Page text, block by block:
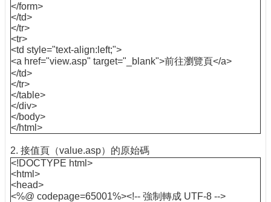
</form>
</td>
</tr>
<tr>
<td style="text-align:left;">
<a href="view.asp" target="_blank">前往瀏覽頁</a>
</td>
</tr>
</table>
</div>
</body>
</html>
2. 接值頁（value.asp）的原始碼
<!DOCTYPE html>
<html>
<head>
<%@ codepage=65001%><!-- 強制轉成 UTF-8 -->